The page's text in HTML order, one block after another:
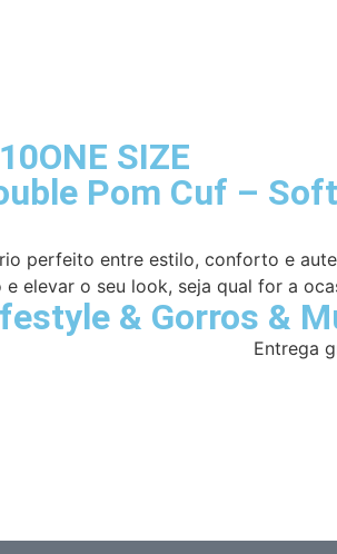
SIZE
Pom Cuf –
perfeito entre estilo, conforto e
elevar o seu look, seja qual for a
& Gorros &
Entrega